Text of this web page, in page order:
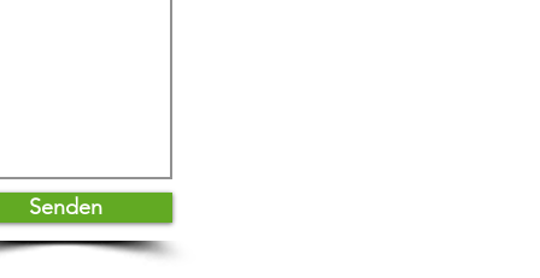
Senden